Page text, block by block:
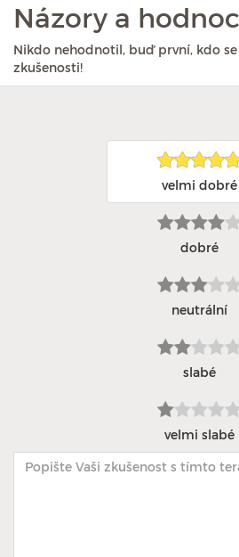
Názory a
Nikdo nehodnotil, buď první, kdo
zkušenosti!
velmi dobré
dobré
neutrální
slabé
velmi slabé